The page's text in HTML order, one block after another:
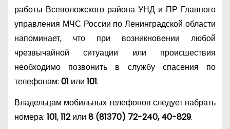
работы Всеволожского района УНД и ПР Главного
управления МЧС России по Ленинградской области
напоминает, что при возникновении любой
чрезвычайной ситуации или происшествия
необходимо позвонить в службу спасения по
телефонам: 01 или 101.
Владельцам мобильных телефонов следует набрать
номера: 101,112или 8 (81370) 72-240, 40-829.